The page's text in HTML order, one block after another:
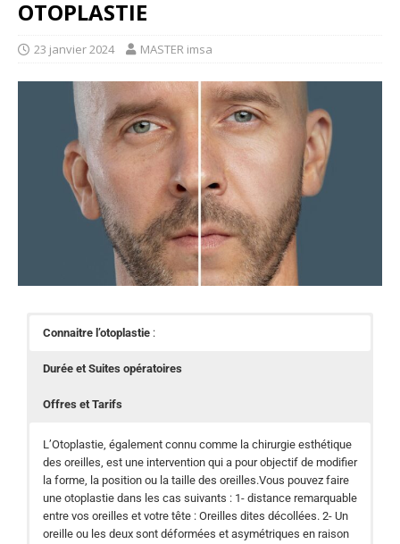
OTOPLASTIE
23 janvier 2024 MASTER imsa
Connaitre l’otoplastie :
Durée et Suites opératoires
Offres et Tarifs
L’Otoplastie, également connu comme la chirurgie esthétique
des oreilles, est une intervention qui a pour objectif de modifier
la forme, la position ou la taille des oreilles.Vous pouvez faire
une otoplastie dans les cas suivants : 1- distance remarquable
entre vos oreilles et votre tête : Oreilles dites décollées. 2- Un
oreille ou les deux sont déformées et asymétriques en raison